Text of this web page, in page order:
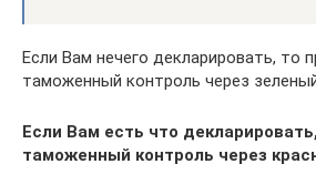
Если Вам нечего декларировать, то
таможенный контроль через
Если Вам есть что
таможенный контроль через